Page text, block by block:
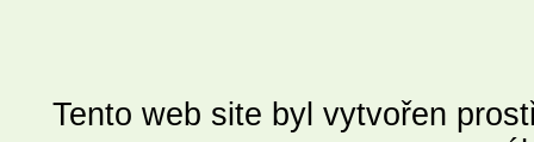
Tento web site byl vytvořen